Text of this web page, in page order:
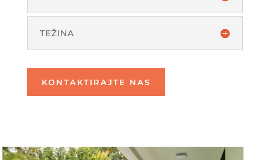
TEŽINA
KONTAKTIRAJTE NAS